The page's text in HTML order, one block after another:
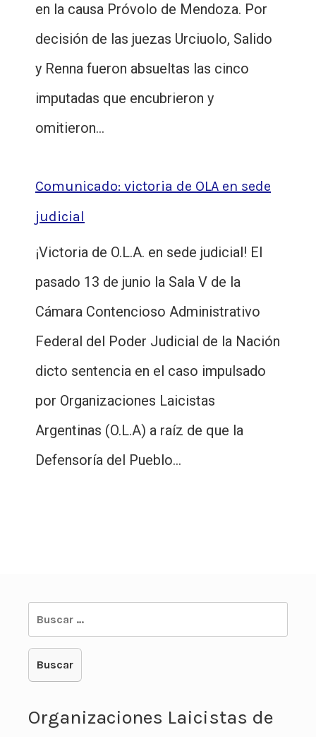
en la causa Próvolo de Mendoza. Por
decisión de las juezas Urciuolo, Salido
y Renna fueron absueltas las cinco
imputadas que encubrieron y
omitieron…
Comunicado: victoria de OLA en sede
judicial
¡Victoria de O.L.A. en sede judicial! El
pasado 13 de junio la Sala V de la
Cámara Contencioso Administrativo
Federal del Poder Judicial de la Nación
dicto sentencia en el caso impulsado
por Organizaciones Laicistas
Argentinas (O.L.A) a raíz de que la
Defensoría del Pueblo…
Buscar:
Organizaciones Laicistas de